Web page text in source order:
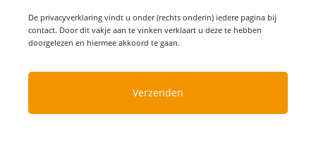
De privacyverklaring vindt u onder (rechts onderin) iedere pagina bij
contact. Door dit vakje aan te vinken verklaart u deze te hebben
doorgelezen en hiermee akkoord te gaan.